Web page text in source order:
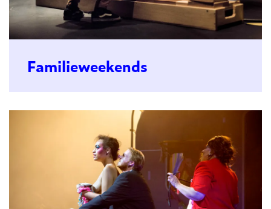
Familieweekends